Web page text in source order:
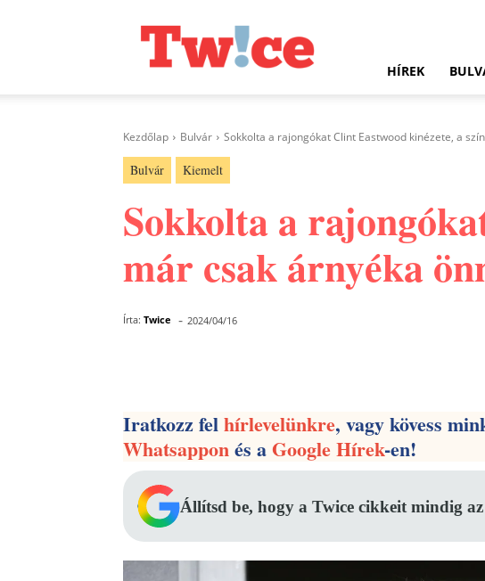
HÍREK
Kezdőlap Bulvár Sokkolta a rajongókat Clint Eastwood kinézete, a
Bulvár Kiemelt
Sokkolta a
már csak árnyéka
Írta: Twice - 2024/04/16
Iratkozz felhírlevelünkre, vagy kövess
Whatsapponés aGoogle Hírek-en!
Állítsd be, hogy a Twice cikkeit mindig